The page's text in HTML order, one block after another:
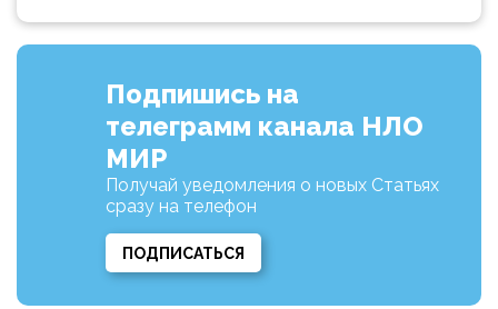
Подпишись на
телеграмм канала НЛО
МИР
Получай уведомления о новых Статьях
сразу на телефон
ПОДПИСАТЬСЯ